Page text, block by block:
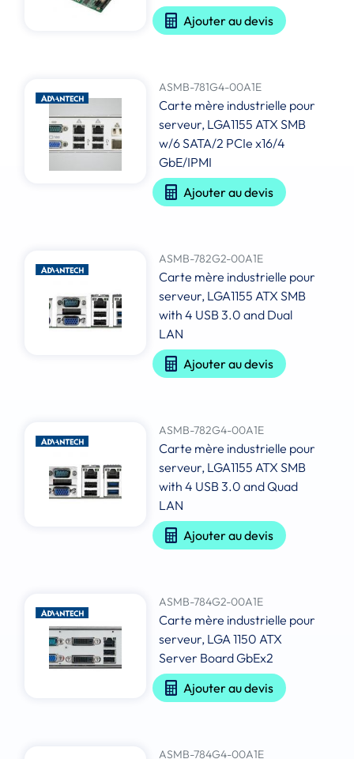
Ajouter au devis
ASMB-781G4-00A1E
Carte mère industrielle pour
serveur, LGA1155 ATX SMB
w/6 SATA/2 PCIe x16/4
GbE/IPMI
Ajouter au devis
ASMB-782G2-00A1E
Carte mère industrielle pour
serveur, LGA1155 ATX SMB
with 4 USB 3.0 and Dual
LAN
Ajouter au devis
ASMB-782G4-00A1E
Carte mère industrielle pour
serveur, LGA1155 ATX SMB
with 4 USB 3.0 and Quad
LAN
Ajouter au devis
ASMB-784G2-00A1E
Carte mère industrielle pour
serveur, LGA 1150 ATX
Server Board GbEx2
Ajouter au devis
ASMB-784G4-00A1E